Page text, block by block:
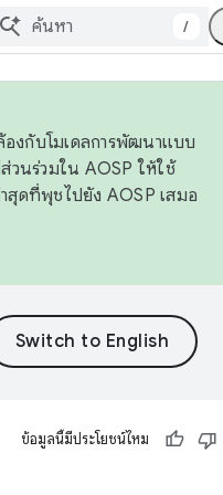
/
องกับโมเดลการพัฒนาแบบ
วนร่วมใน AOSP ให้ใช้
สุดที่พุชไปยัง AOSP เสมอ
ข้อมูลนี้มีประโยชน์ไหม